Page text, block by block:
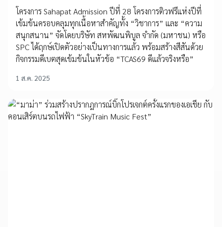
โครงการ Sahapat Admission ปีที่ 28 โครงการติวฟรีแห่งปีที่
เข้มข้นครอบคลุมทุกเนื้อหาสำคัญทั้ง “วิชาการ” และ “ความ
สนุกสนาน” จัดโดยบริษัท สหพัฒนพิบูล จำกัด (มหาชน) หรือ
SPC ได้ฤกษ์เปิดตัวอย่างเป็นทางการแล้ว พร้อมสร้างสีสันด้วย
กิจกรรมดีเบตสุดเข้มข้นในหัวข้อ “TCAS69 ดีแล้วจริงหรือ”
1 ส.ค. 2025